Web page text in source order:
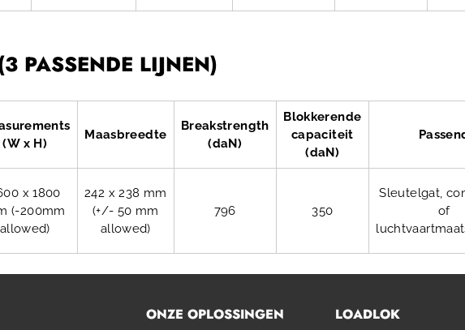
PASSENDE LIJNEN)
(W x H)
Maasbreedte
Breakstrength
(daN)
Blokkerende
capaciteit
(daN)
x 1800
(-200mm
allowed)
242 x 238 mm
(+/- 50 mm
allowed)
796 350
Sleutelgat,
of
ONZE OPLOSSINGEN LOADLOK